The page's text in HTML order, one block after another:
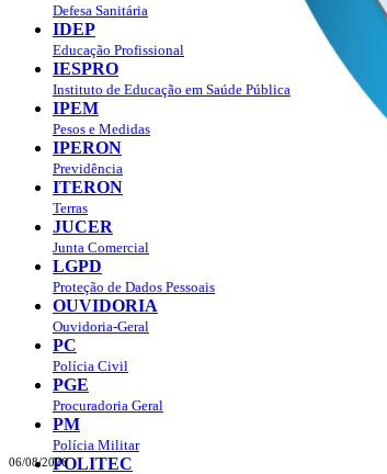
06/08/2026
Defesa Sanitária
IDEP
Educação Profissional
IESPRO
Instituto de Educação em Saúde Pública
IPEM
Pesos e Medidas
IPERON
Previdência
ITERON
Terras
JUCER
Junta Comercial
LGPD
Proteção de Dados Pessoais
OUVIDORIA
Ouvidoria-Geral
PC
Polícia Civil
PGE
Procuradoria Geral
PM
Polícia Militar
POLITEC